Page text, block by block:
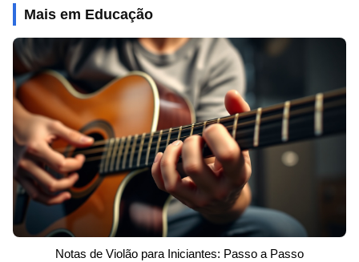
Mais em Educação
Notas de Violão para Iniciantes: Passo a Passo